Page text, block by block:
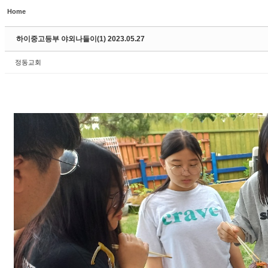
Home
하이중고등부 야외나들이(1) 2023.05.27
정동교회